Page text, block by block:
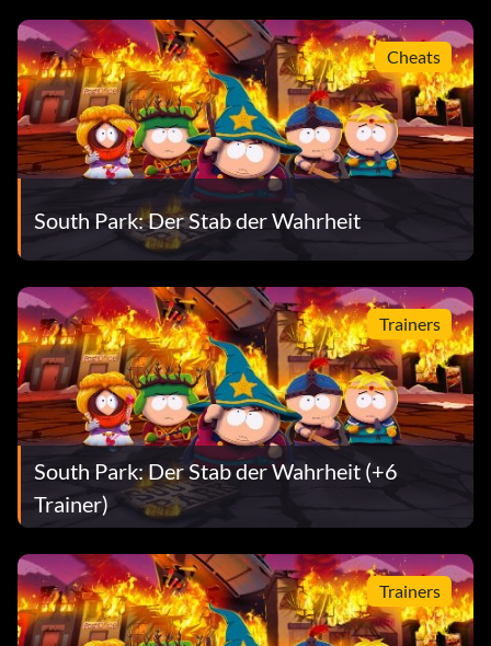
Cheats
South Park: Der Stab der Wahrheit
Trainers
South Park: Der Stab der Wahrheit (+6
Trainer)
Trainers